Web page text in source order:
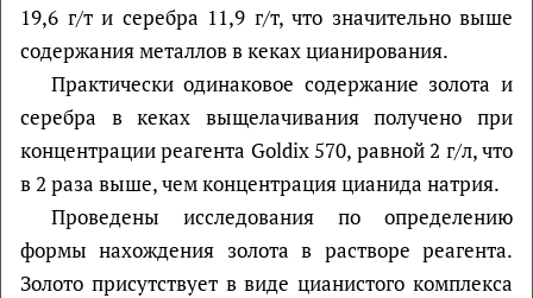
19,6 г/т и серебра 11,9 г/т, что значительно выше
содержания металлов в кеках цианирования.
Практически одинаковое содержание золота и
серебра в кеках выщелачивания получено при
концентрации реагента Goldix 570, равной 2 г/л, что
в 2 раза выше, чем концентрация цианида натрия.
Проведены исследования по определению
формы нахождения золота в растворе реагента.
Золото присутствует в виде цианистого комплекса